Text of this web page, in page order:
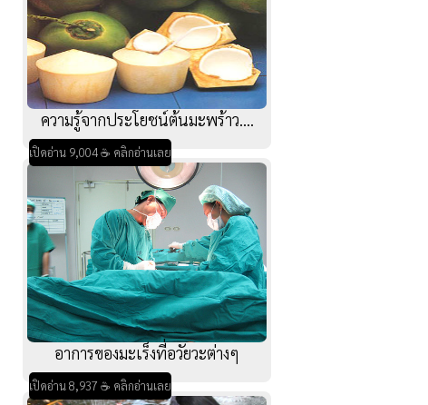
ความรู้จากประโยชน์ต้นมะพร้าว....
เปิดอ่าน 9,004 ☕ คลิกอ่านเลย
อาการของมะเร็งที่อวัยวะต่างๆ
เปิดอ่าน 8,937 ☕ คลิกอ่านเลย